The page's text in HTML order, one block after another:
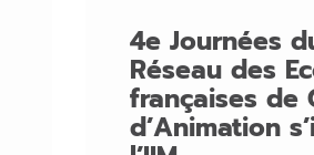
4e Journées
Réseau des
françaises de
d’Animation